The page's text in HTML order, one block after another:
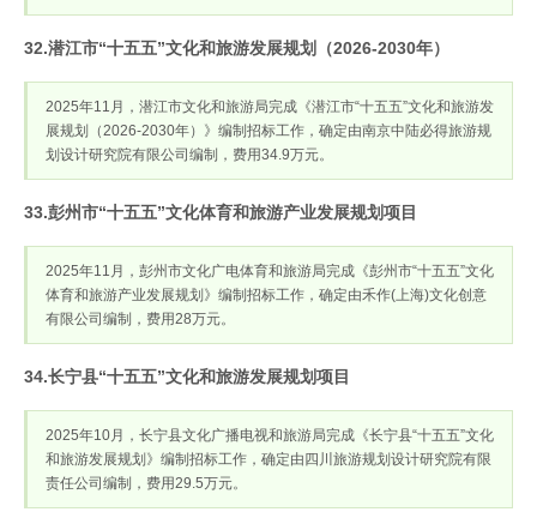
32.潜江市“十五五”文化和旅游发展规划（2026-2030年）
2025年11月，潜江市文化和旅游局完成《潜江市“十五五”文化和旅游发
展规划（2026-2030年）》编制招标工作，确定由南京中陆必得旅游规
划设计研究院有限公司编制，费用34.9万元。
33.彭州市“十五五”文化体育和旅游产业发展规划项目
2025年11月，彭州市文化广电体育和旅游局完成《彭州市“十五五”文化
体育和旅游产业发展规划》编制招标工作，确定由禾作(上海)文化创意
有限公司编制，费用28万元。
34.长宁县“十五五”文化和旅游发展规划项目
2025年10月，长宁县文化广播电视和旅游局完成《长宁县“十五五”文化
和旅游发展规划》编制招标工作，确定由四川旅游规划设计研究院有限
责任公司编制，费用29.5万元。